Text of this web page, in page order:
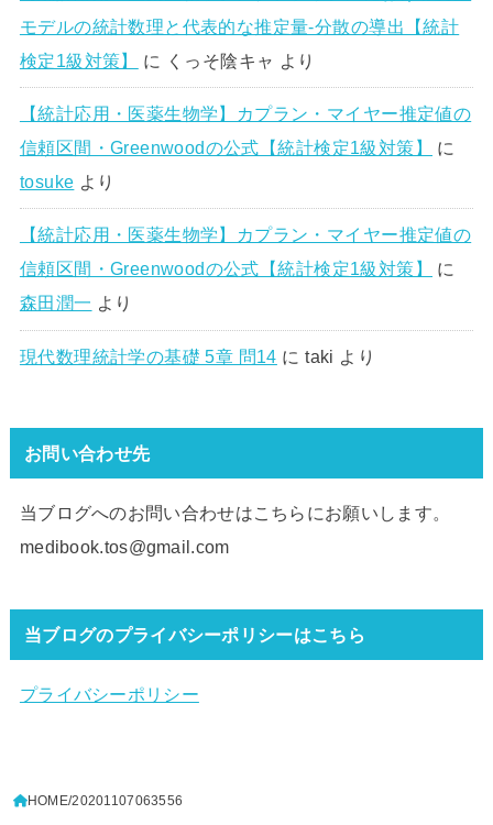
モデルの統計数理と代表的な推定量-分散の導出【統計
検定1級対策】
に くっそ陰キャ より
【統計応用・医薬生物学】カプラン・マイヤー推定値の
信頼区間・Greenwoodの公式【統計検定1級対策】
に
tosuke より
【統計応用・医薬生物学】カプラン・マイヤー推定値の
信頼区間・Greenwoodの公式【統計検定1級対策】
に
森田潤一 より
現代数理統計学の基礎 5章 問14 にtaki より
お問い合わせ先
当ブログへのお問い合わせはこちらにお願いします。
medibook.tos@gmail.com
当ブログのプライバシーポリシーはこちら
プライバシーポリシー
HOME 20201107063556